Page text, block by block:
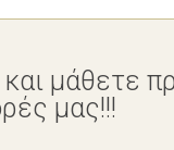
μάθετε
μας!!!